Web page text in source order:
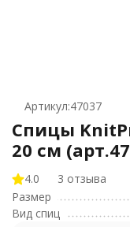
Артикул:47037
Спицы
20 см
4.0
3 отзыва
Размер
Вид спиц